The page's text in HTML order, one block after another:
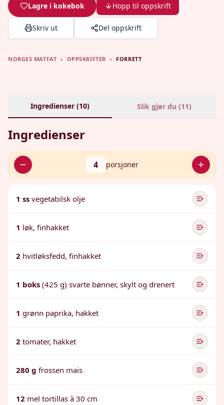
Lagre i kokebok Hopp til oppskrift
Skriv ut Del oppskrift
NORGES MATFAT › OPPSKRIFTER › FORRETT
Ingredienser (10) Slik gjør du (11)
Ingredienser
4 porsjoner
1 ss vegetabilsk olje
1 løk, finhakket
2 hvitløksfedd, finhakket
1 boks (425 g) svarte bønner, skylt og drenert
1 grønn paprika, hakket
2 tomater, hakket
280 g frossen mais
12 mel tortillas à 30 cm